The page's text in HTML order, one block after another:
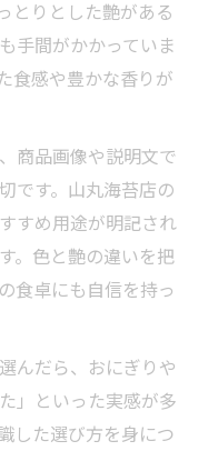
とりとした艶がある
手間がかかっていま
食感や豊かな香りが
商品画像や説明文で
です。山丸海苔店の
すめ用途が明記され
。色と艶の違いを把
食卓にも自信を持っ
んだら、おにぎりや
」といった実感が多
した選び方を身につ